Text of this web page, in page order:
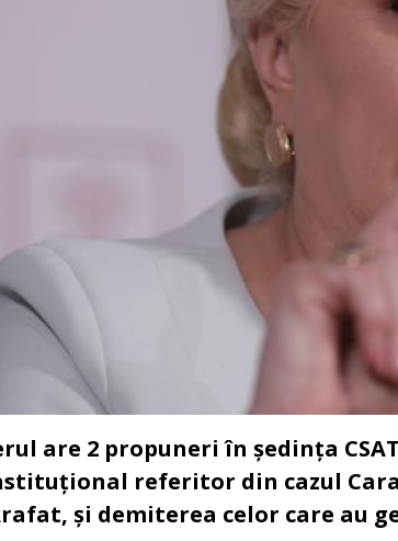
are 2 propuneri în ședința
referitor din cazul
și demiterea celor care au